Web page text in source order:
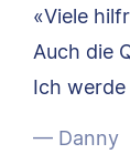
«Viele
Auch die
Ich
— Danny